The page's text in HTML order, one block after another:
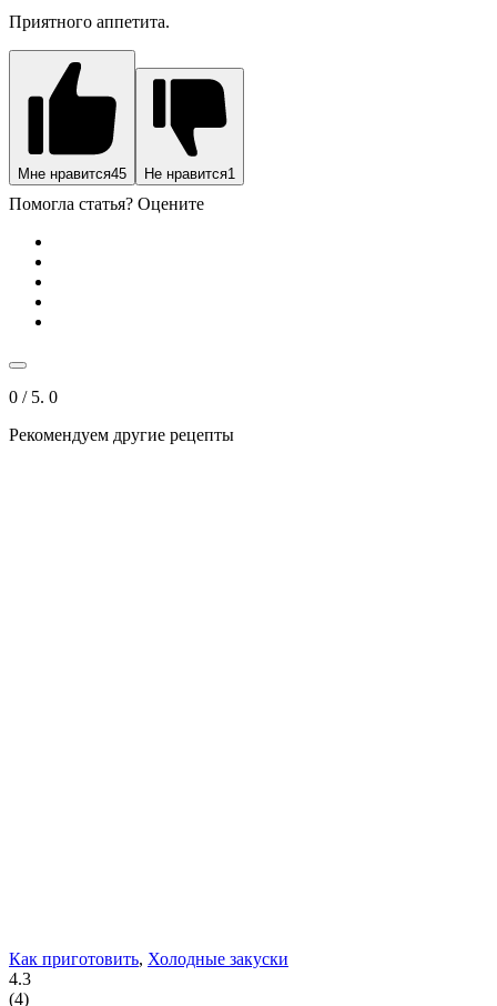
Приятного аппетита.
Мне нравится45 Не нравится1
Помогла статья? Оцените
0 / 5. 0
Рекомендуем другие рецепты
Как приготовить, Холодные закуски
4.3
(4)